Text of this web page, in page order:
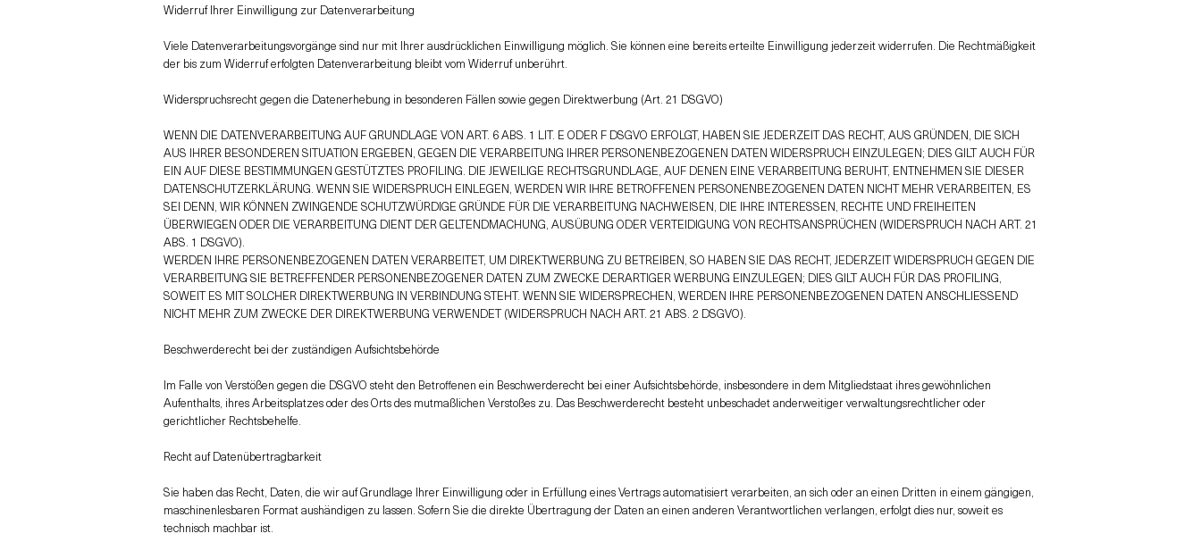
Widerruf Ihrer Einwilligung zur Datenverarbeitung
Viele Datenverarbeitungsvorgänge sind nur mit Ihrer ausdrücklichen Einwilligung möglich. Sie können eine bereits erteilte Einwilligung jederzeit widerrufen. Die Rechtmäßigkeit
der bis zum Widerruf erfolgten Datenverarbeitung bleibt vom Widerruf unberührt.
Widerspruchsrecht gegen die Datenerhebung in besonderen Fällen sowie gegen Direktwerbung (Art. 21 DSGVO)
WENN DIE DATENVERARBEITUNG AUF GRUNDLAGE VON ART. 6 ABS. 1 LIT. E ODER F DSGVO ERFOLGT, HABEN SIE JEDERZEIT DAS RECHT, AUS GRÜNDEN, DIE SICH
AUS IHRER BESONDEREN SITUATION ERGEBEN, GEGEN DIE VERARBEITUNG IHRER PERSONENBEZOGENEN DATEN WIDERSPRUCH EINZULEGEN; DIES GILT AUCH FÜR
EIN AUF DIESE BESTIMMUNGEN GESTÜTZTES PROFILING. DIE JEWEILIGE RECHTSGRUNDLAGE, AUF DENEN EINE VERARBEITUNG BERUHT, ENTNEHMEN SIE DIESER
DATENSCHUTZERKLÄRUNG. WENN SIE WIDERSPRUCH EINLEGEN, WERDEN WIR IHRE BETROFFENEN PERSONENBEZOGENEN DATEN NICHT MEHR VERARBEITEN, ES
SEI DENN, WIR KÖNNEN ZWINGENDE SCHUTZWÜRDIGE GRÜNDE FÜR DIE VERARBEITUNG NACHWEISEN, DIE IHRE INTERESSEN, RECHTE UND FREIHEITEN
ÜBERWIEGEN ODER DIE VERARBEITUNG DIENT DER GELTENDMACHUNG, AUSÜBUNG ODER VERTEIDIGUNG VON RECHTSANSPRÜCHEN (WIDERSPRUCH NACH ART. 21
ABS. 1 DSGVO).
WERDEN IHRE PERSONENBEZOGENEN DATEN VERARBEITET, UM DIREKTWERBUNG ZU BETREIBEN, SO HABEN SIE DAS RECHT, JEDERZEIT WIDERSPRUCH GEGEN DIE
VERARBEITUNG SIE BETREFFENDER PERSONENBEZOGENER DATEN ZUM ZWECKE DERARTIGER WERBUNG EINZULEGEN; DIES GILT AUCH FÜR DAS PROFILING,
SOWEIT ES MIT SOLCHER DIREKTWERBUNG IN VERBINDUNG STEHT. WENN SIE WIDERSPRECHEN, WERDEN IHRE PERSONENBEZOGENEN DATEN ANSCHLIESSEND
NICHT MEHR ZUM ZWECKE DER DIREKTWERBUNG VERWENDET (WIDERSPRUCH NACH ART. 21 ABS. 2 DSGVO).
Beschwerderecht bei der zuständigen Aufsichtsbehörde
Im Falle von Verstößen gegen die DSGVO steht den Betroffenen ein Beschwerderecht bei einer Aufsichtsbehörde, insbesondere in dem Mitgliedstaat ihres gewöhnlichen
Aufenthalts, ihres Arbeitsplatzes oder des Orts des mutmaßlichen Verstoßes zu. Das Beschwerderecht besteht unbeschadet anderweitiger verwaltungsrechtlicher oder
gerichtlicher Rechtsbehelfe.
Recht auf Datenübertragbarkeit
Sie haben das Recht, Daten, die wir auf Grundlage Ihrer Einwilligung oder in Erfüllung eines Vertrags automatisiert verarbeiten, an sich oder an einen Dritten in einem gängigen,
maschinenlesbaren Format aushändigen zu lassen. Sofern Sie die direkte Übertragung der Daten an einen anderen Verantwortlichen verlangen, erfolgt dies nur, soweit es
technisch machbar ist.